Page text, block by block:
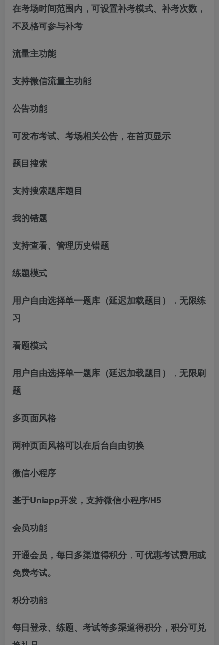
在考场时间范围内，可设置补考模式、补考次数，
不及格可参与补考
流量主功能
支持微信流量主功能
公告功能
可发布考试、考场相关公告，在首页显示
题目搜索
支持搜索题库题目
我的错题
支持查看、管理历史错题
练题模式
用户自由选择单一题库（延迟加载题目），无限练
习
看题模式
用户自由选择单一题库（延迟加载题目），无限刷
题
多页面风格
两种页面风格可以在后台自由切换
微信小程序
基于Uniapp开发，支持微信小程序/H5
会员功能
开通会员，每日多渠道得积分，可优惠考试费用或
免费考试。
积分功能
每日登录、练题、考试等多渠道得积分，积分可兑